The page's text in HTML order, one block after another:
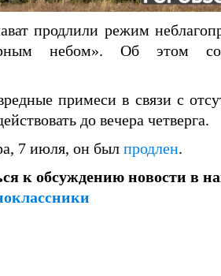
продлили режим
небом». Об этом
примеси в связи с
до вечера четверга.
7 июля, он был продлен.
к обсуждению новости в